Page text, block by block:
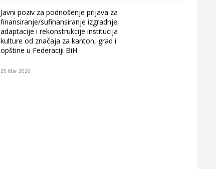
Javni poziv za podnošenje prijava za
finansiranje/sufinansiranje izgradnje,
adaptacije i rekonstrukcije institucija
kulture od značaja za kanton, grad i
opštine u Federaciji BiH
25 Mar 2026